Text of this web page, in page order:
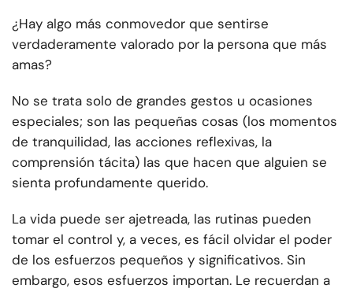
¿Hay algo más conmovedor que sentirse
verdaderamente valorado por la persona que más
amas?
No se trata solo de grandes gestos u ocasiones
especiales; son las pequeñas cosas (los momentos
de tranquilidad, las acciones reflexivas, la
comprensión tácita) las que hacen que alguien se
sienta profundamente querido.
La vida puede ser ajetreada, las rutinas pueden
tomar el control y, a veces, es fácil olvidar el poder
de los esfuerzos pequeños y significativos. Sin
embargo, esos esfuerzos importan. Le recuerdan a